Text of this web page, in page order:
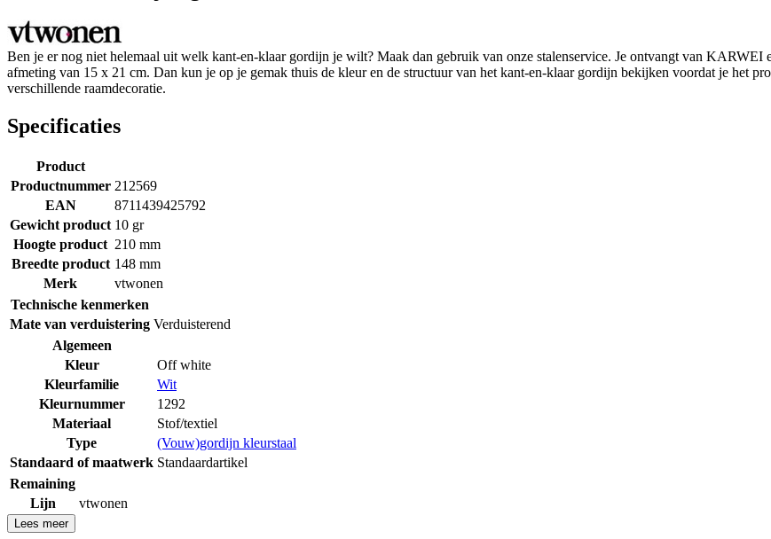
Ben je er nog niet helemaal uit welk kant-en-klaar gordijn je wilt? Maak dan gebruik van onze stalenservice. Je ontvangt van
afmeting van 15 x 21 cm. Dan kun je op je gemak thuis de kleur en de structuur van het kant-en-klaar gordijn bekijken voordat je het
verschillende raamdecoratie.
Specificaties
Product
Productnummer 212569
EAN
8711439425792
Gewicht product 10 gr
Hoogte product 210 mm
Breedte product 148 mm
Merk
vtwonen
Technische kenmerken
Mate van verduistering Verduisterend
Algemeen
Kleur
Off white
Kleurfamilie
Wit
Kleurnummer
1292
Materiaal
Stof/textiel
Type
(Vouw)gordijn kleurstaal
Standaard of maatwerk Standaardartikel
Remaining
Lijn
vtwonen
Lees meer